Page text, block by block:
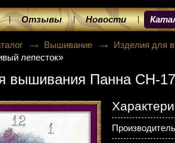
Отзывы Новости
Вышивание Изделия для
лепесток»
вышивания Панна CH-